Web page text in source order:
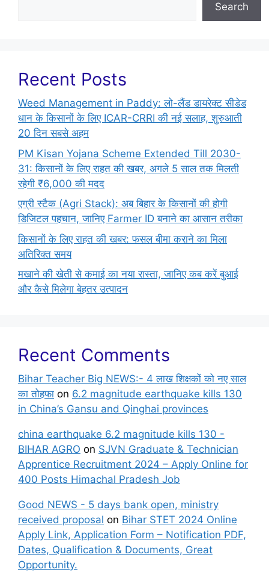
Search
Recent Posts
Weed Management in Paddy: लो-लैंड डायरेक्ट सीडेड
धान के किसानों के लिए ICAR-CRRI की नई सलाह, शुरुआती
20 दिन सबसे अहम
PM Kisan Yojana Scheme Extended Till 2030-
31: किसानों के लिए राहत की खबर, अगले 5 साल तक मिलती
रहेगी ₹6,000 की मदद
एग्री स्टैक (Agri Stack): अब बिहार के किसानों की होगी
डिजिटल पहचान, जानिए Farmer ID बनाने का आसान तरीका
किसानों के लिए राहत की खबर: फसल बीमा कराने का मिला
अतिरिक्त समय
मखाने की खेती से कमाई का नया रास्ता, जानिए कब करें बुआई
और कैसे मिलेगा बेहतर उत्पादन
Recent Comments
Bihar Teacher Big NEWS:- 4 लाख शिक्षकों को नए साल
का तोहफा on 6.2 magnitude earthquake kills 130
in China’s Gansu and Qinghai provinces
china earthquake 6.2 magnitude kills 130 -
BIHAR AGRO on SJVN Graduate & Technician
Apprentice Recruitment 2024 – Apply Online for
400 Posts Himachal Pradesh Job
Good NEWS - 5 days bank open, ministry
received proposal on Bihar STET 2024 Online
Apply Link, Application Form – Notification PDF,
Dates, Qualification & Documents, Great
Opportunity.